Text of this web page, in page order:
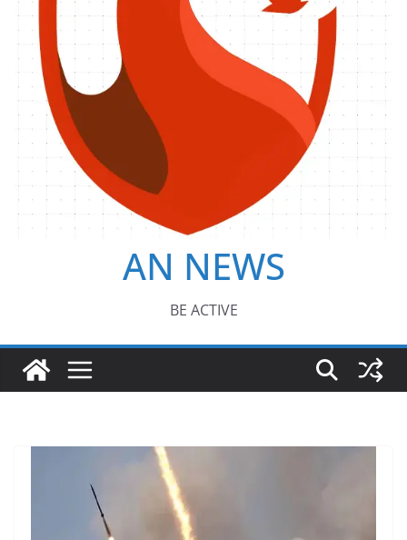
AN NEWS
BE ACTIVE